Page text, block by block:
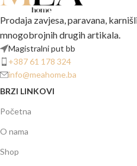
Prodaja zavjesa, paravana,
mnogobrojnih drugih artikala.
Magistralni put bb
+387 61 178 324
info@meahome.ba
BRZI LINKOVI
Početna
O nama
Shop